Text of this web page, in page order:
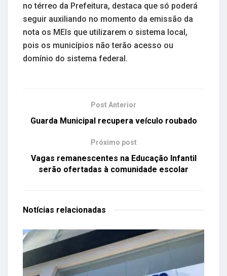
no térreo da Prefeitura, destaca que só poderá
seguir auxiliando no momento da emissão da
nota os MEIs que utilizarem o sistema local,
pois os municípios não terão acesso ou
domínio do sistema federal.
Post Anterior
Guarda Municipal recupera veículo roubado
Próximo post
Vagas remanescentes na Educação Infantil
serão ofertadas à comunidade escolar
Notícias relacionadas